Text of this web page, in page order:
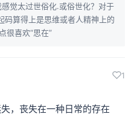
觉太过世俗化.或俗世化？对于
码算得上是思维或者人精神上的
很喜欢“思在”
1
，丧失在一种日常的存在